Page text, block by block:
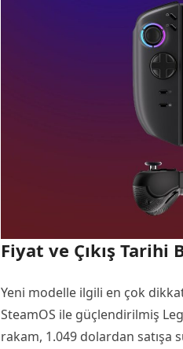
Fiyat ve Çıkış Tarihi
Yeni modelle ilgili en çok
SteamOS ile güçlendirilmiş
rakam, 1.049 dolardan satışa